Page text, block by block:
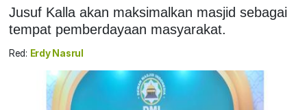
Jusuf Kalla akan maksimalkan masjid sebagai
tempat pemberdayaan masyarakat.
Red: Erdy Nasrul